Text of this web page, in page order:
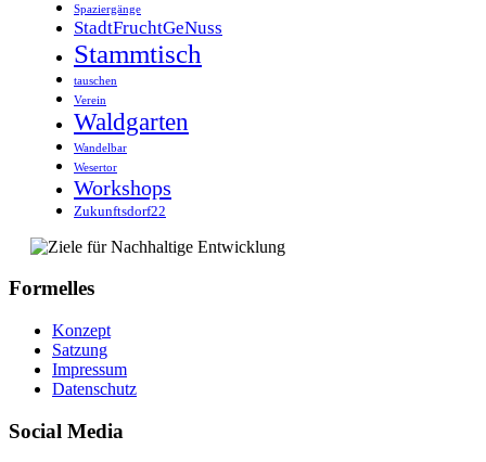
Spaziergänge
StadtFruchtGeNuss
Stammtisch
tauschen
Verein
Waldgarten
Wandelbar
Wesertor
Workshops
Zukunftsdorf22
Formelles
Konzept
Satzung
Impressum
Datenschutz
Social Media